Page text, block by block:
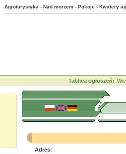
Agroturystyka - Nad morzem - Pokoje - Kwatery
Tablica ogłoszeń:
Adres: